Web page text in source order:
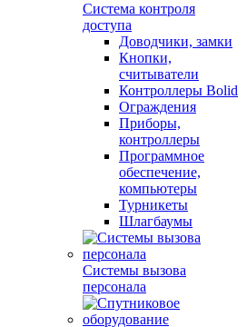
Система контроля
доступа
Доводчики, замки
Кнопки,
считыватели
Контроллеры Bolid
Ограждения
Приборы,
контроллеры
Программное
обеспечение,
компьютеры
Турникеты
Шлагбаумы
Системы вызова
персонала